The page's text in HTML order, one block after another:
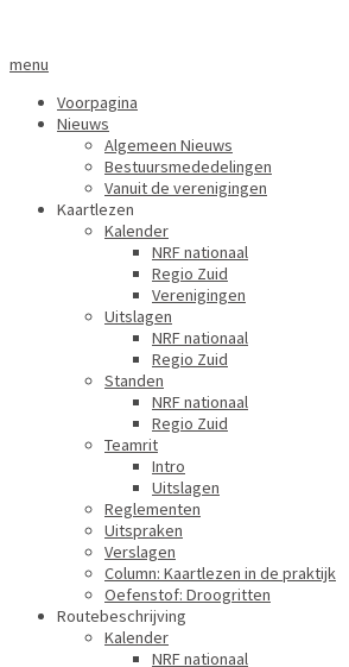
menu
Voorpagina
Nieuws
Algemeen Nieuws
Bestuursmededelingen
Vanuit de verenigingen
Kaartlezen
Kalender
NRF nationaal
Regio Zuid
Verenigingen
Uitslagen
NRF nationaal
Regio Zuid
Standen
NRF nationaal
Regio Zuid
Teamrit
Intro
Uitslagen
Reglementen
Uitspraken
Verslagen
Column: Kaartlezen in de praktijk
Oefenstof: Droogritten
Routebeschrijving
Kalender
NRF nationaal